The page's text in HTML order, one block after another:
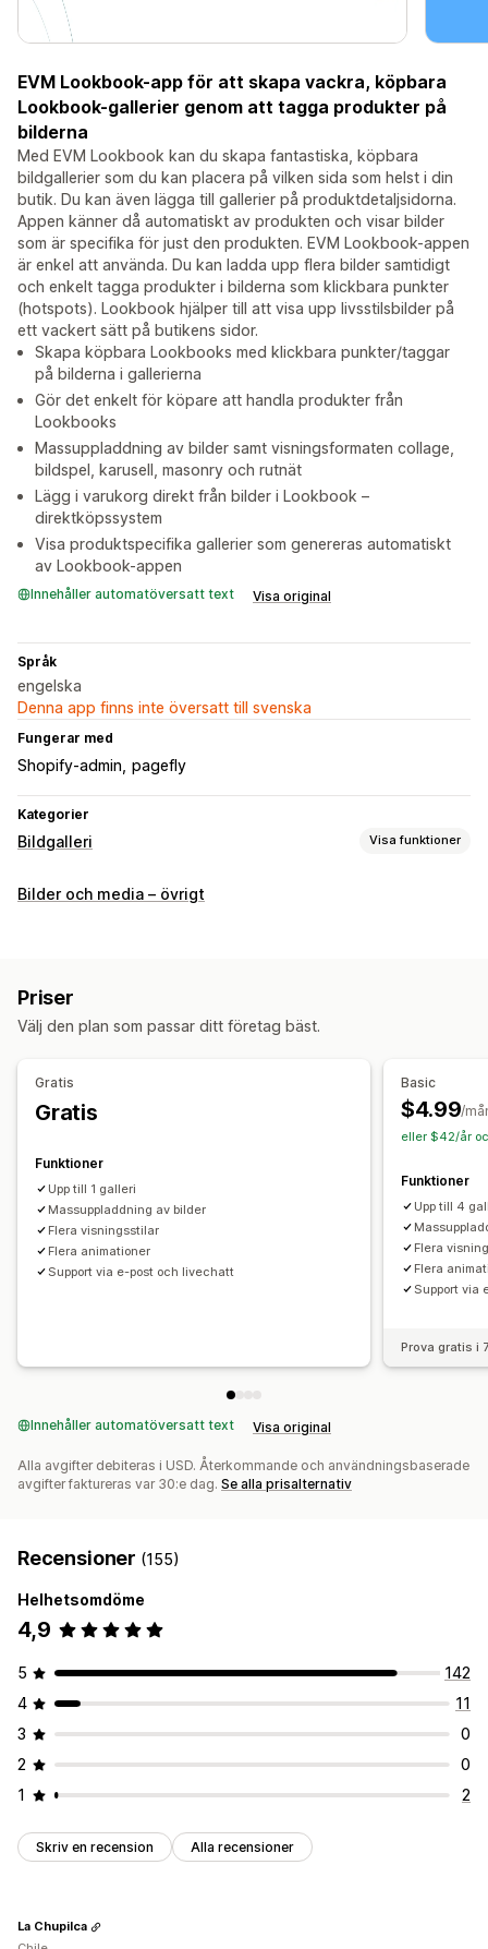
EVM Lookbook-app för att skapa vackra, köpbara
Lookbook-gallerier genom att tagga produkter på
bilderna
Med EVM Lookbook kan du skapa fantastiska, köpbara
bildgallerier som du kan placera på vilken sida som helst i din
butik. Du kan även lägga till gallerier på produktdetaljsidorna.
Appen känner då automatiskt av produkten och visar bilder
som är specifika för just den produkten. EVM Lookbook-appen
är enkel att använda. Du kan ladda upp flera bilder samtidigt
och enkelt tagga produkter i bilderna som klickbara punkter
(hotspots). Lookbook hjälper till att visa upp livsstilsbilder på
ett vackert sätt på butikens sidor.
Skapa köpbara Lookbooks med klickbara punkter/taggar
på bilderna i gallerierna
Gör det enkelt för köpare att handla produkter från
Lookbooks
Massuppladdning av bilder samt visningsformaten collage,
bildspel, karusell, masonry och rutnät
Lägg i varukorg direkt från bilder i Lookbook –
direktköpssystem
Visa produktspecifika gallerier som genereras automatiskt
av Lookbook-appen
Innehåller automatöversatt text Visa original
Språk
engelska
Denna app finns inte översatt till svenska
Fungerar med
Shopify-admin pagefly
Kategorier
Bildgalleri Visa funktioner
Gallerityper
Anpassning
Anpassade stilar
Anpassad CSS
Position av ikon
Bildskydd
Hovringseffekter
Mobilanpassning
Bilder och media – övrigt
Priser
Välj den plan som passar ditt företag bäst.
Gratis
Gratis
Funktioner
Upp till 1 galleri
Massuppladdning av bilder
Flera visningsstilar
Flera animationer
Support via e-post och livechatt
Basic
$4.99/
eller $42/år
Funktioner
Upp till 4
Flera
Flera
Support via
Prova gratis i
Innehåller automatöversatt text Visa original
Alla avgifter debiteras i USD. Återkommande och användningsbaserade
avgifter faktureras var 30:e dag. Se alla prisalternativ
Recensioner (155)
Helhetsomdöme
4,9
5
142
4
11
3
0
2
0
1
2
Skriv en recension Alla recensioner
La Chupilca